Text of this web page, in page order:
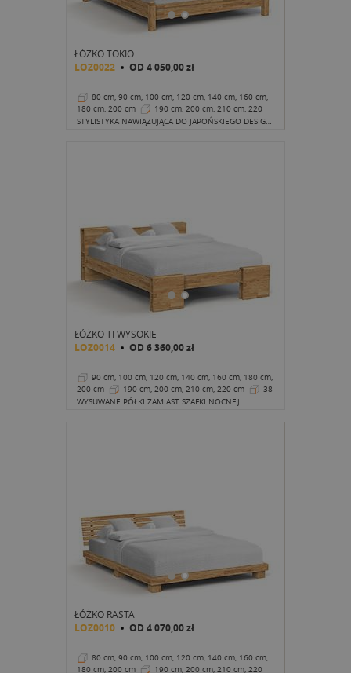
ŁÓŻKO TOKIO
LOZ0022 OD 4 050,00 zł
80 cm, 90 cm, 100 cm, 120 cm, 140 cm, 160 cm,
180 cm, 200 cm
190 cm, 200 cm, 210 cm, 220
cm
30 cm STYLISTYKA NAWIĄZUJĄCA DO JAPOŃSKIEGO DESIGNU
ŁÓŻKO TI WYSOKIE
LOZ0014 OD 6 360,00 zł
90 cm, 100 cm, 120 cm, 140 cm, 160 cm, 180 cm,
200 cm
190 cm, 200 cm, 210 cm, 220 cm
38
cm
WYSUWANE PÓŁKI ZAMIAST SZAFKI NOCNEJ
ŁÓŻKO RASTA
LOZ0010 OD 4 070,00 zł
80 cm, 90 cm, 100 cm, 120 cm, 140 cm, 160 cm,
180 cm, 200 cm
190 cm, 200 cm, 210 cm, 220